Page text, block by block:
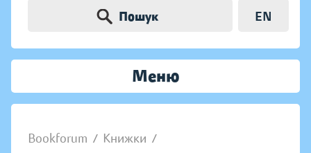
Пошук EN
Меню
Bookforum / Книжки /